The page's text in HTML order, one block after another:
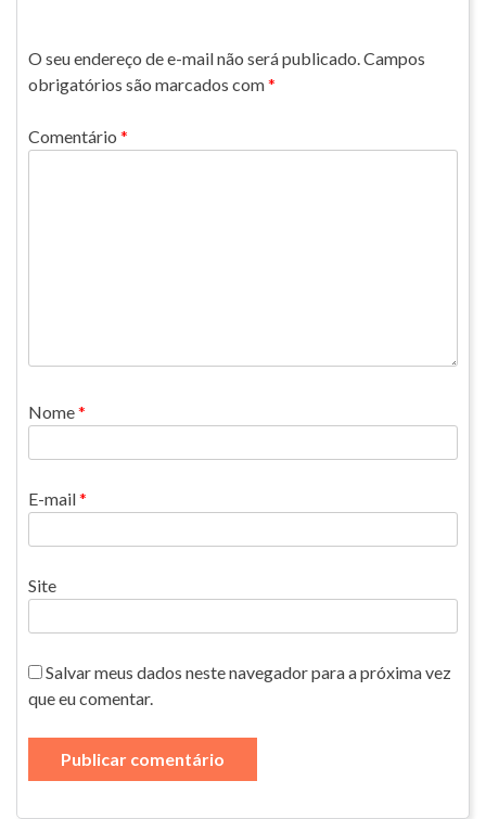
O seu endereço de e-mail não será publicado. Campos
obrigatórios são marcados com*
Comentário *
Nome*
E-mail*
Site
Salvar meus dados neste navegador para a próxima vez
que eu comentar.